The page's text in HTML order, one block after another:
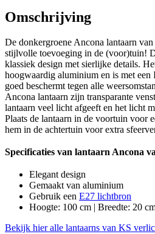
Omschrijving
De donkergroene Ancona lantaarn
stijlvolle toevoeging in de (voor)tuin!
klassiek design met sierlijke details.
hoogwaardig aluminium en is met een
goed beschermt tegen alle
Ancona lantaarn zijn transparante
lantaarn veel licht afgeeft en het licht
Plaats de lantaarn in de voortuin voor
hem in de achtertuin voor extra
Specificaties van lantaarn Ancona
Elegant design
Gemaakt van aluminium
Gebruik een E27 lichtbron
Hoogte: 100 cm | Breedte: 20
Bekijk hier alle lantaarns van KS